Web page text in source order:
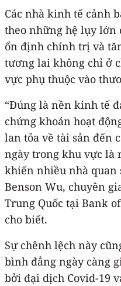
Các nhà kinh tế cảnh
theo những hệ lụy lớn
ổn định chính trị và
tương lai không chỉ ở
vực phụ thuộc vào
“Đúng là nền kinh tế
chứng khoán hoạt
lan tỏa về tài sản đến
ngày trong khu vực là
khiến nhiều nhà quan
Benson Wu, chuyên
Trung Quốc tại Bank
cho biết.
Sự chênh lệch này
bình đẳng ngày càng
bởi đại dịch Covid-19